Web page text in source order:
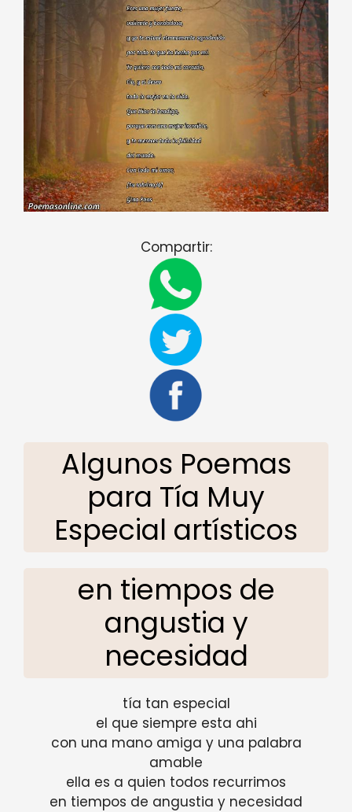
Compartir:
Algunos Poemas
para Tía Muy
Especial artísticos
en tiempos de
angustia y
necesidad
tía tan especial
el que siempre esta ahi
con una mano amiga y una palabra
amable
ella es a quien todos recurrimos
en tiempos de angustia y necesidad